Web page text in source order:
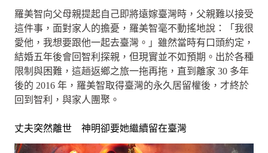
羅美智向父母親提起自己即將遠嫁臺灣時，父親難以接受
這件事，面對家人的擔憂，羅美智毫不動搖地說：「我很
愛他，我想要跟他一起去臺灣。」雖然當時有口頭約定，
結婚五年後會回智利探親，但現實並不如預期。出於各種
限制與困難，這趟返鄉之旅一拖再拖，直到離家 30 多年
後的 2016 年，羅美智取得臺灣的永久居留權後，才終於
回到智利，與家人團聚。
丈夫突然離世 神明卻要她繼續留在臺灣